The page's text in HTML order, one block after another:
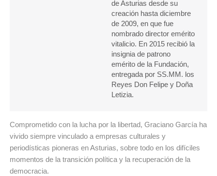
de Asturias desde su
creación hasta diciembre
de 2009, en que fue
nombrado director emérito
vitalicio. En 2015 recibió la
insignia de patrono
emérito de la Fundación,
entregada por SS.MM. los
Reyes Don Felipe y Doña
Letizia.
Comprometido con la lucha por la libertad, Graciano García ha
vivido siempre vinculado a empresas culturales y
periodísticas pioneras en Asturias, sobre todo en los difíciles
momentos de la transición política y la recuperación de la
democracia.